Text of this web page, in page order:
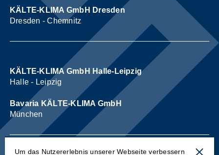
KÄLTE-KLIMA GmbH Dresden
Dresden - Chemnitz
KÄLTE-KLIMA GmbH Halle-Leipzig
Halle - Leipzig
Bavaria KÄLTE-KLIMA GmbH
München
Um das Nutzererlebnis unserer Webseite verbessern